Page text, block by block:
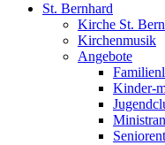
St. Bernhard
Kirche St.
Kirchenmusik
Angebote
Kinder-